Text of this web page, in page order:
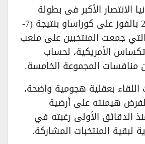
الانتصار الأكبر فى بطولة
كأس العالم 2026 بالفوز على كوراساو بنتيجة (7-
جمعت المنتخبين على ملعب
الأمريكية، لحساب
منافسات المجموعة الخامسة.
بعقلية هجومية واضحة،
هيمنته على أرضية
الدقائق الأولى رغبته في
لبقية المنتخبات المشاركة.